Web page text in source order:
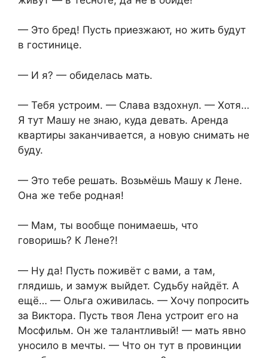
— Это бред! Пусть приезжают, но жить будут
в гостинице.
— И я? — обиделась мать.
— Тебя устроим. — Слава вздохнул. — Хотя…
Я тут Машу не знаю, куда девать. Аренда
квартиры заканчивается, а новую снимать не
буду.
— Это тебе решать. Возьмёшь Машу к Лене.
Она же тебе родная!
— Мам, ты вообще понимаешь, что
говоришь? К Лене?!
— Ну да! Пусть поживёт с вами, а там,
глядишь, и замуж выйдет. Судьбу найдёт. А
ещё… — Ольга оживилась. — Хочу попросить
за Виктора. Пусть твоя Лена устроит его на
Мосфильм. Он же талантливый! — мать явно
уносило в мечты. — Что он тут в провинции